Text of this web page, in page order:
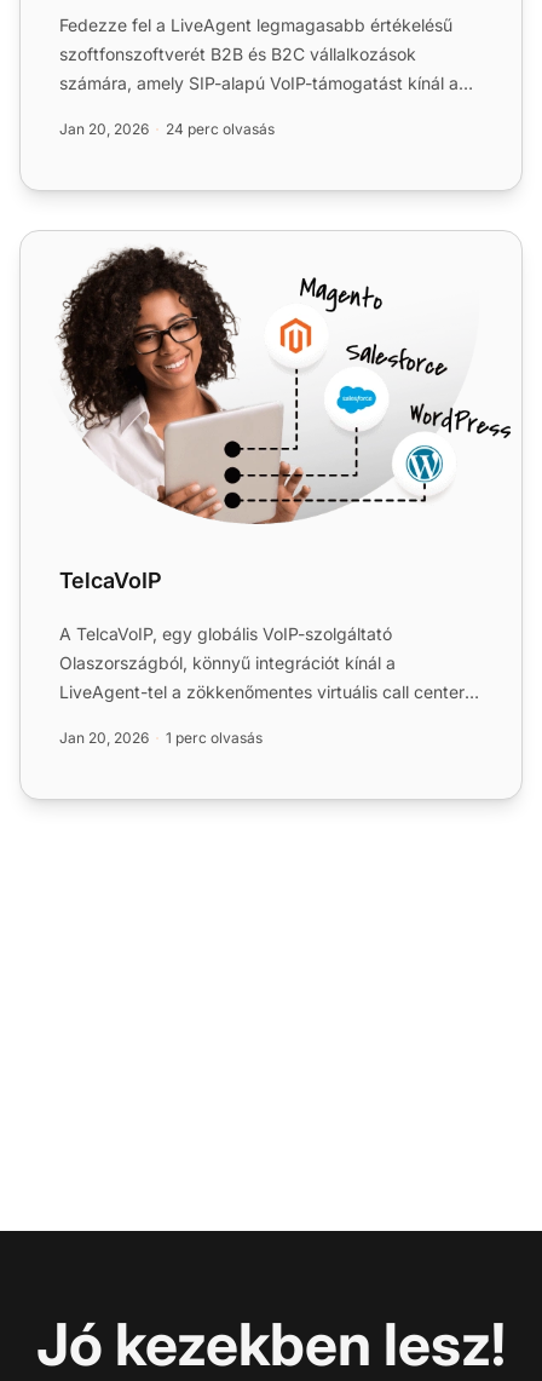
Fedezze fel a LiveAgent legmagasabb értékelésű
szoftfonszoftverét B2B és B2C vállalkozások
számára, amely SIP-alapú VoIP-támogatást kínál a
Jan 20, 2026 24 perc olvasás
TelcaVoIP
TelcaVoIP
A TelcaVoIP, egy globális VoIP-szolgáltató
Olaszországból, könnyű integrációt kínál a
LiveAgent-tel a zökkenőmentes virtuális call center
Jan 20, 2026 1 perc olvasás
Jó kezekben lesz!